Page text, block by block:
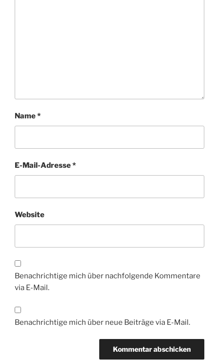
Name*
E-Mail-Adresse*
Website
Benachrichtige mich über nachfolgende Kommentare
via E-Mail.
Benachrichtige mich über neue Beiträge via E-Mail.